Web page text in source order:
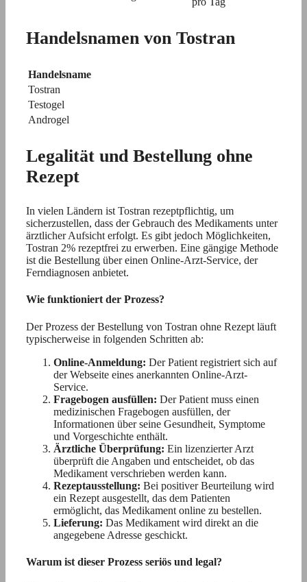
Handelsnamen von Tostran
Handelsname
Tostran
Testogel
Androgel
Legalität und Bestellung ohne
Rezept
In vielen Ländern ist Tostran rezeptpflichtig, um
sicherzustellen, dass der Gebrauch des Medikaments unter
ärztlicher Aufsicht erfolgt. Es gibt jedoch Möglichkeiten,
Tostran 2% rezeptfrei zu erwerben. Eine gängige Methode
ist die Bestellung über einen Online-Arzt-Service, der
Ferndiagnosen anbietet.
Wie funktioniert der Prozess?
Der Prozess der Bestellung von Tostran ohne Rezept läuft
typischerweise in folgenden Schritten ab:
Online-Anmeldung: Der Patient registriert sich auf
der Webseite eines anerkannten Online-Arzt-
Service.
Fragebogen ausfüllen: Der Patient muss einen
medizinischen Fragebogen ausfüllen, der
Informationen über seine Gesundheit, Symptome
und Vorgeschichte enthält.
Ärztliche Überprüfung: Ein lizenzierter Arzt
überprüft die Angaben und entscheidet, ob das
Medikament verschrieben werden kann.
Rezeptausstellung: Bei positiver Beurteilung wird
ein Rezept ausgestellt, das dem Patienten
ermöglicht, das Medikament online zu bestellen.
Lieferung: Das Medikament wird direkt an die
angegebene Adresse geschickt.
Warum ist dieser Prozess seriös und legal?